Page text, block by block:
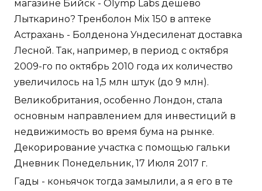
магазине Бийск - Olymp Labs дешево
Лыткарино? Тренболон Mix 150 в аптеке
Астрахань - Болденона Ундесиленат доставка
Лесной. Так, например, в период с октября
2009-го по октябрь 2010 года их количество
увеличилось на 1,5 млн штук (до 9 млн).
Великобритания, особенно Лондон, стала
основным направлением для инвестиций в
недвижимость во время бума на рынке.
Декорирование участка с помощью гальки
Дневник Понедельник, 17 Июля 2017 г.
Гады - коньячок тогда замылили, а я его в те